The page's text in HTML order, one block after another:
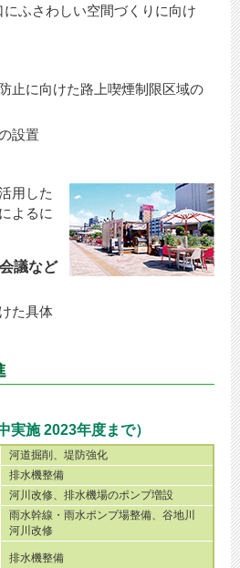
ふさわしい空間づくりに向け
止に向けた路上喫煙制限区域の
設置
用した
よるに
議など
た具体
実施 2023年度まで）
河道掘削、堤防強化
排水機整備
河川改修、排水機場のポンプ増設
雨水幹線・雨水ポンプ場整備、谷地川
河川改修
排水機整備